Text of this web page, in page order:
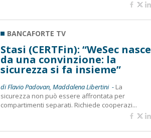
BANCAFORTE TV
Stasi (CERTFin): “WeSec nasce
da una convinzione: la
sicurezza si fa insieme”
di Flavio Padovan, Maddalena Libertini - La
sicurezza non può essere affrontata per
compartimenti separati. Richiede cooperazi...